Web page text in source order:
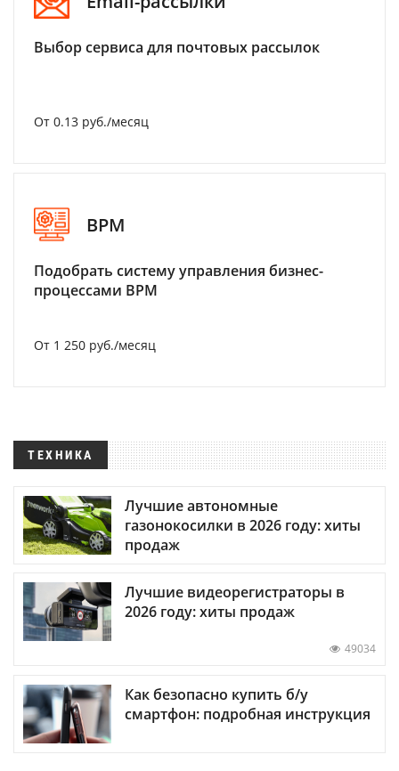
Выбор сервиса для почтовых рассылок
От 0.13 руб./месяц
BPM
Подобрать систему управления бизнес-
процессами BPM
От 1 250 руб./месяц
ТЕХНИКА
Лучшие автономные
газонокосилки в 2026 году: хиты
продаж
Лучшие видеорегистраторы в
2026 году: хиты продаж
49034
Как безопасно купить б/у
смартфон: подробная инструкция